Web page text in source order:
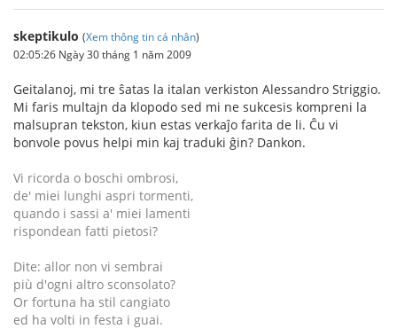
skeptikulo (Xem thông tin cá nhân)
02:05:26 Ngày 30 tháng 1 năm 2009
Geitalanoj, mi tre ŝatas la italan verkiston Alessandro Striggio.
Mi faris multajn da klopodo sed mi ne sukcesis kompreni la
malsupran tekston, kiun estas verkaĵo farita de li. Ĉu vi
bonvole povus helpi min kaj traduki ĝin? Dankon.
Vi ricorda o boschi ombrosi,
de' miei lunghi aspri tormenti,
quando i sassi a' miei lamenti
rispondean fatti pietosi?
Dite: allor non vi sembrai
più d'ogni altro sconsolato?
Or fortuna ha stil cangiato
ed ha volti in festa i guai.